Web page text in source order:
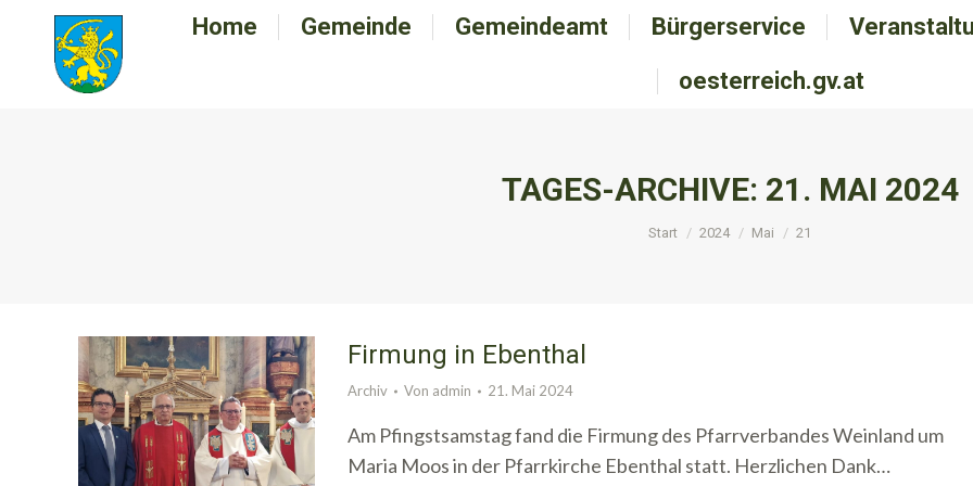
Home Gemeinde Gemeindeamt Bürgerservice
oesterreich.gv.at
TAGES-ARCHIVE: 21. MAI 2024
Sie befinden sich hier:
Start 2024 Mai 21
Firmung in Ebenthal
Archiv Von admin 21. Mai 2024
Am Pfingstsamstag fand die Firmung des Pfarrverbandes Weinland um
Maria Moos in der Pfarrkirche Ebenthal statt. Herzlichen Dank…
Home Gemeinde Gemeindeamt Bürgerservice
oesterreich.gv.at